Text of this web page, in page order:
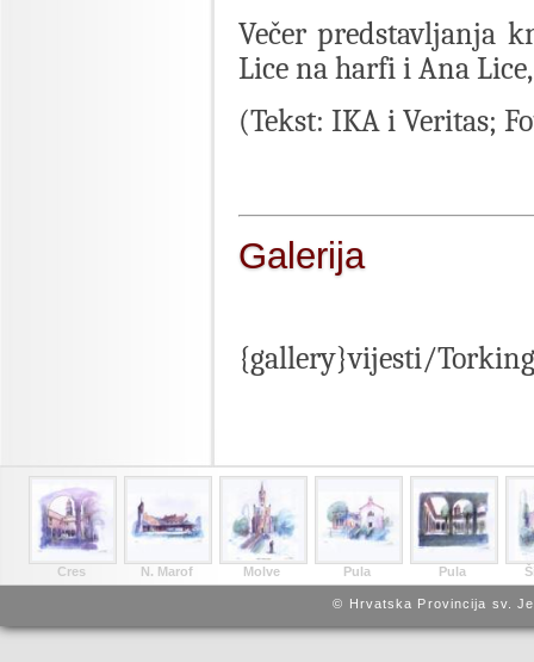
Večer predstavljanja
Lice na harfi i Ana
(Tekst: IKA i Veritas;
Galerija
{gallery}vijesti/
Cres N. Marof Molve Pula Pula
© Hrvatska Provincija sv.